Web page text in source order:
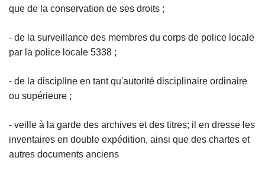
que de la conservation de ses droits ;
- de la surveillance des membres du corps de police locale
par la police locale 5338 ;
- de la discipline en tant qu'autorité disciplinaire ordinaire
ou supérieure ;
- veille à la garde des archives et des titres; il en dresse les
inventaires en double expédition, ainsi que des chartes et
autres documents anciens